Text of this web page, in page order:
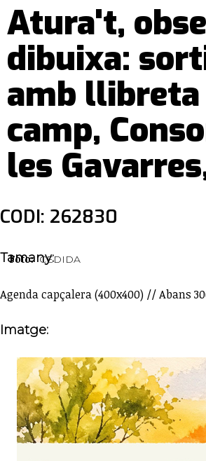
Atura't,
dibuixa:
amb llibreta
camp,
les
CODI: 262830
Foto: CEDIDA
Tamany:
Agenda capçalera (400x400) // Abans
Imatge: